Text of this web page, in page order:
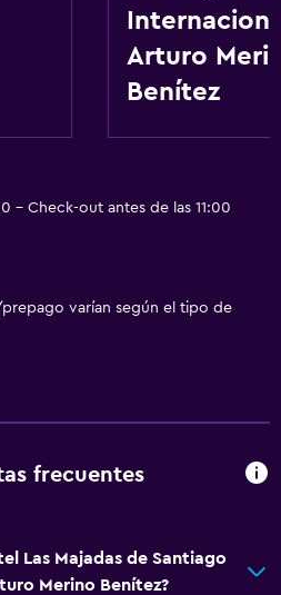
Arturo
Benítez
- Check-out antes de las 11:00
varían según el tipo de
frecuentes
Las Majadas de Santiago
Merino Benítez?